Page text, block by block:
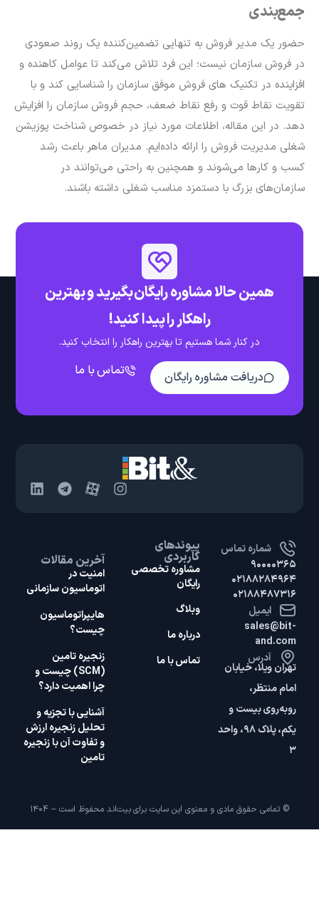
جمع‌بندی
حضور یک مدیر فروش به تنهایی تضمین‌کننده یک روند صعودی
در فروش سازمان نیست؛ این فرد تلاش می‌کند تا عوامل کاهنده و
افزاینده در تکنیک های فروش موفق سازمان را شناسایی کند و با
تقویت نقاط قوت و رفع نقاط ضعف، حجم فروش سازمان را افزایش
دهد. در این مقاله، اطلاعات مورد نیاز در خصوص شناخت پوزیشن
شغلی مدیریت فروش را ارائه داده‌ایم. مدیران ماهر باعث رشد
کسب و کارها می‌شوند و همچنین به راحتی می‌توانند در
سازمان‌های بزرگ با دستمزد مناسب شغلی داشته باشند.
همین حالا مشاوره رایگان بگیرید و بهترین
راهکار را پیدا کنید!
در کنار شما هستیم تا بهترین راهکار را انتخاب کنید.
دریافت مشاوره رایگان تماس با ما
شماره تماس
۹۰۰۰۰۳۶۵
۰۲۱۸۸۲۸۴۹۶۴
۰۲۱۸۸۴۸۷۳۱۶
ایمیل
sales@bit-
and.com
آدرس
تهران ویلا، خیابان
امام منتظر،
روبه‌روی بیست و
یکم، پلاک ۹۸، واحد
۳
پیوندهای
کاربردی
مشاوره تخصصی
رایگان
وبلاگ
درباره ما
تماس با ما
آخرین مقالات
امنیت در
اتوماسیون سازمانی
هایپر‌اتوماسیون
چیست؟
زنجیره تامین
(SCM) چیست و
چرا اهمیت دارد؟
آشنایی با تجزیه و
تحلیل زنجیره ارزش
و تفاوت آن با زنجیره
تامین
© تمامی حقوق مادی و معنوی این سایت برای بیت‌اند محفوظ است – ۱۴۰4